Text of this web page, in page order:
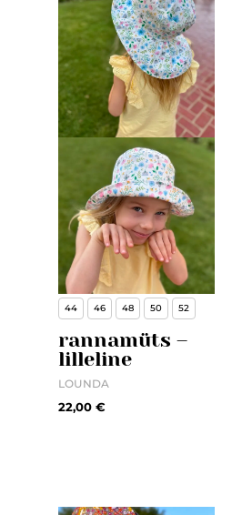
44 46 48 50 52
rannamüts –
lilleline
LOUNDA
22,00 €